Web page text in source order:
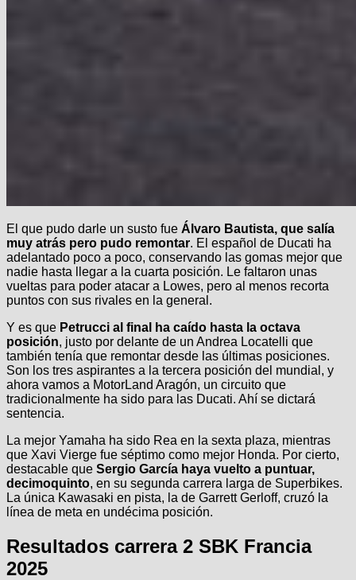
El que pudo darle un susto fue Álvaro Bautista, que salía
muy atrás pero pudo remontar. El español de Ducati ha
adelantado poco a poco, conservando las gomas mejor que
nadie hasta llegar a la cuarta posición. Le faltaron unas
vueltas para poder atacar a Lowes, pero al menos recorta
puntos con sus rivales en la general.
Y es que Petrucci al final ha caído hasta la octava
posición, justo por delante de un Andrea Locatelli que
también tenía que remontar desde las últimas posiciones.
Son los tres aspirantes a la tercera posición del mundial, y
ahora vamos a MotorLand Aragón, un circuito que
tradicionalmente ha sido para las Ducati. Ahí se dictará
sentencia.
La mejor Yamaha ha sido Rea en la sexta plaza, mientras
que Xavi Vierge fue séptimo como mejor Honda. Por cierto,
destacable que Sergio García haya vuelto a puntuar,
decimoquinto, en su segunda carrera larga de Superbikes.
La única Kawasaki en pista, la de Garrett Gerloff, cruzó la
línea de meta en undécima posición.
Resultados carrera 2 SBK Francia
2025